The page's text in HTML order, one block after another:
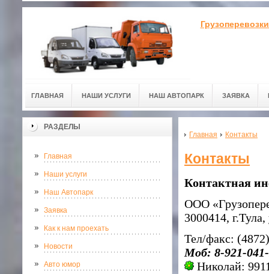
ГЛАВНАЯ НАШИ УСЛУГИ НАШ АВТОПАРК ЗАЯВКА
РАЗДЕЛЫ
Главная
Наши услуги
Наш Автопарк
Заявка
Как к нам проехать
Новости
Авто юмор
Главная Контакты
Контакты
Контактная
ООО
3000414,
Тел/факс:
Моб: 8-921-
Николай: